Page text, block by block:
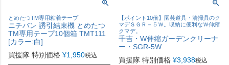
とめたつTM専用粘着テープ
ニチバン 誘引結束機 とめたつ
TM専用テープ10個箱 TMT111
[カラー:白]
買援隊 特別価格 ¥1,950税込
【ポイント10倍】園芸道具・清掃具のク
マデＳＧＲ－５Ｗ。収納に便利なＷ伸縮
クマデ。
千吉・W伸縮ガーデンクリーナ
ー・SGR-5W
買援隊 特別価格 ¥3,938税込